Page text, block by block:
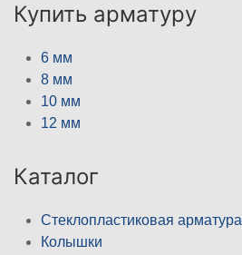
Купить арматуру
6 мм
8 мм
10 мм
12 мм
Каталог
Стеклопластиковая арматура
Колышки